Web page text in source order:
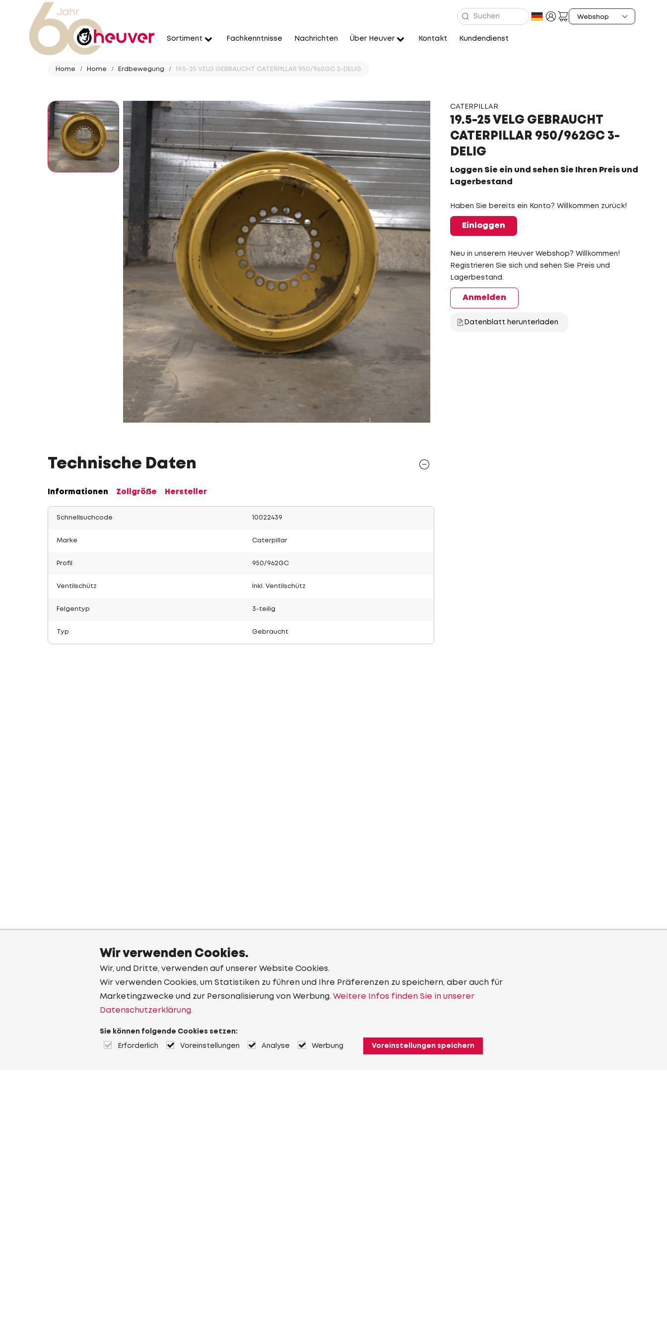
Sortiment Fachkenntnisse Nachrichten Über Heuver Kontakt Kundendienst
Home Home Erdbewegung 19.5-25 VELG GEBRAUCHT CATERPILLAR 950/962GC 3-DELIG
CATERPILLAR
19.5-25 VELG GEBRAUCHT
CATERPILLAR 950/962GC 3-
DELIG
Loggen Sie ein und sehen Sie Ihren Preis und
Lagerbestand
Haben Sie bereits ein Konto? Willkommen zurück!
Einloggen
Neu in unserem Heuver Webshop? Willkommen!
Registrieren Sie sich und sehen Sie Preis und
Lagerbestand.
Anmelden
Datenblatt herunterladen
Technische Daten
Informationen Zollgröße Hersteller
Schnellsuchcode 10022439
Marke Caterpillar
Profil 950/962GC
Ventilschütz Inkl. Ventilschütz
Felgentyp 3-teilig
Typ Gebraucht
Wir verwenden Cookies.
Wir, und Dritte, verwenden auf unserer Website Cookies.
Wir verwenden Cookies, um Statistiken zu führen und Ihre Präferenzen zu speichern, aber auch für
Marketingzwecke und zur Personalisierung von Werbung. Weitere Infos finden Sie in unserer
Datenschutzerklärung.
Sie können folgende Cookies setzen:
Erforderlich Voreinstellungen Analyse Werbung Voreinstellungen speichern